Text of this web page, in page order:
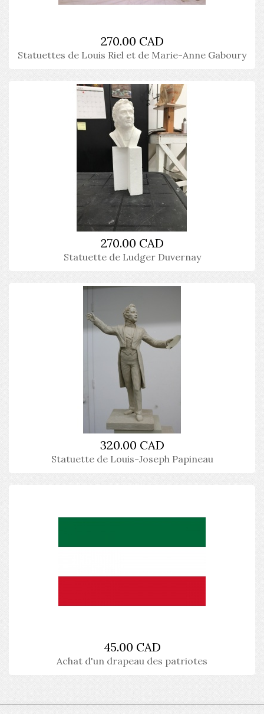
270.00 CAD
Statuettes de Louis Riel et de Marie-Anne Gaboury
270.00 CAD
Statuette de Ludger Duvernay
320.00 CAD
Statuette de Louis-Joseph Papineau
45.00 CAD
Achat d'un drapeau des patriotes